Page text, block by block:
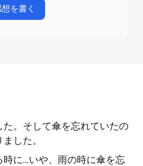
を書く
。そして傘を忘れていたの
した。
に…いや、雨の時に傘を忘